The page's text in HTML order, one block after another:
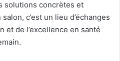
solutions concrètes et
c’est un lieu d’échanges
et de l’excellence en santé